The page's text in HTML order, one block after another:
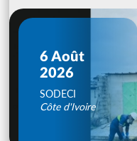
6 Août
2026
SODECI
Côte d'Ivoire